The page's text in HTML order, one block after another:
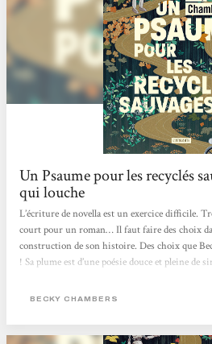
Un Psaume pour les recyclés
qui louche
L’écriture de novella est un exercice difficile.
court pour un roman… Il faut faire des choix
construction de son histoire. Des choix que
! Sa plume est d’une poésie douce et pleine de
pour les recyclés sauvages est poétique, doux
marquant. Iel est poète, doux et simple comme
BECKY CHAMBERS